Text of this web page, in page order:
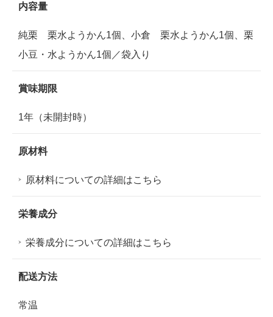
内容量
純栗 栗水ようかん1個、小倉 栗水ようかん1個、栗
小豆・水ようかん1個／袋入り
賞味期限
1年（未開封時）
原材料
原材料についての詳細はこちら
栄養成分
栄養成分についての詳細はこちら
配送方法
常温